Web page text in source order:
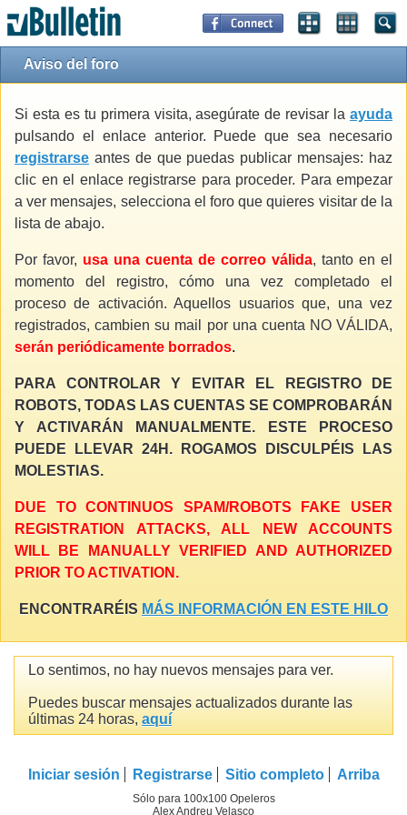
Aviso del foro
Si esta es tu primera visita, asegúrate de revisar la ayuda
pulsando el enlace anterior. Puede que sea necesario
registrarse antes de que puedas publicar mensajes: haz
clic en el enlace registrarse para proceder. Para empezar
a ver mensajes, selecciona el foro que quieres visitar de la
lista de abajo.
Por favor, usa una cuenta de correo válida, tanto en el
momento del registro, cómo una vez completado el
proceso de activación. Aquellos usuarios que, una vez
registrados, cambien su mail por una cuenta NO VÁLIDA,
serán periódicamente borrados.
PARA CONTROLAR Y EVITAR EL REGISTRO DE
ROBOTS, TODAS LAS CUENTAS SE COMPROBARÁN
Y ACTIVARÁN MANUALMENTE. ESTE PROCESO
PUEDE LLEVAR 24H. ROGAMOS DISCULPÉIS LAS
MOLESTIAS.
DUE TO CONTINUOS SPAM/ROBOTS FAKE USER
REGISTRATION ATTACKS, ALL NEW ACCOUNTS
WILL BE MANUALLY VERIFIED AND AUTHORIZED
PRIOR TO ACTIVATION.
ENCONTRARÉIS MÁS INFORMACIÓN EN ESTE HILO
Lo sentimos, no hay nuevos mensajes para ver.
Puedes buscar mensajes actualizados durante las
últimas 24 horas, aquí
Iniciar sesión Registrarse Sitio completo Arriba
Sólo para 100x100 Opeleros
Alex Andreu Velasco